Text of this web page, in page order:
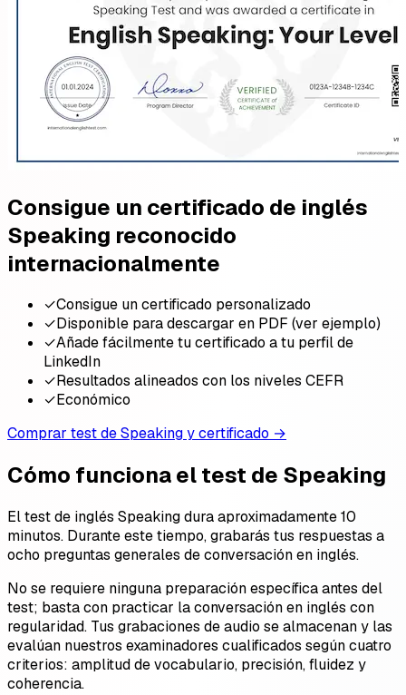
Consigue un certificado de inglés
Speaking reconocido
internacionalmente
✓Consigue un certificado personalizado
✓Disponible para descargar en PDF (ver ejemplo)
✓Añade fácilmente tu certificado a tu perfil de
LinkedIn
✓Resultados alineados con los niveles CEFR
✓Económico
Comprar test de Speaking y certificado →
Cómo funciona el test de Speaking
El test de inglés Speaking dura aproximadamente 10
minutos. Durante este tiempo, grabarás tus respuestas a
ocho preguntas generales de conversación en inglés.
No se requiere ninguna preparación específica antes del
test; basta con practicar la conversación en inglés con
regularidad. Tus grabaciones de audio se almacenan y las
evalúan nuestros examinadores cualificados según cuatro
criterios: amplitud de vocabulario, precisión, fluidez y
coherencia.